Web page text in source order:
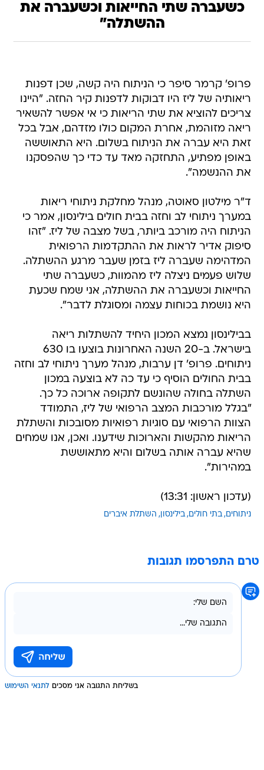
כשעברה שתי החייאות וכשעברה את
ההשתלה"
פרופ' קרמר סיפר כי הניתוח היה קשה, שכן דפנות
ריאותיה של ליז היו דבוקות לדפנות קיר החזה. "היינו
צריכים להוציא את שתי הריאות כי אי אפשר להשאיר
ריאה מזוהמת, אחרת המקום כולו מזדהם, אבל בכל
זאת היא עברה את הניתוח בשלום. היא התאוששה
באופן מפתיע, התחזקה מאד עד כדי כך שהפסקנו
את ההנשמה".
ד"ר מילטון סאוטה, מנהל מחלקת ניתוחי ריאות
במערך ניתוחי לב וחזה בבית חולים בילינסון, אמר כי
הניתוח היה מורכב ביותר, בשל מצבה של ליז. "זהו
סיפוק אדיר לראות את ההתקדמות הרפואית
המדהימה שעברה ליז בזמן שעבר מרגע ההשתלה.
שלוש פעמים ניצלה ליז מהמוות, כשעברה שתי
החייאות וכשעברה את ההשתלה, אני שמח שכעת
היא נושמת בכוחות עצמה ומסוגלת לדבר".
בבילינסון נמצא המכון היחיד להשתלות ריאה
בישראל. ב-20 השנה האחרונות בוצעו בו 630
ניתוחים. פרופ' דן ערבות, מנהל מערך ניתוחי לב וחזה
בבית החולים הוסיף כי עד כה לא בוצעה במכון
השתלה בחולה שהונשם לתקופה ארוכה כל כך.
"בגלל מורכבות המצב הרפואי של ליז, התמודד
הצוות הרפואי עם סוגיות רפואיות מסובכות והשתלת
הריאות מהקשות והארוכות שידענו. ואכן, אנו שמחים
שהיא עברה אותה בשלום והיא מתאוששת
במהירות".
(עדכון ראשון: 13:31)
ניתוחים בתי חולים בילינסון השתלת איברים
טרם התפרסמו תגובות
בשליחת התגובה אני מסכים לתנאי השימוש